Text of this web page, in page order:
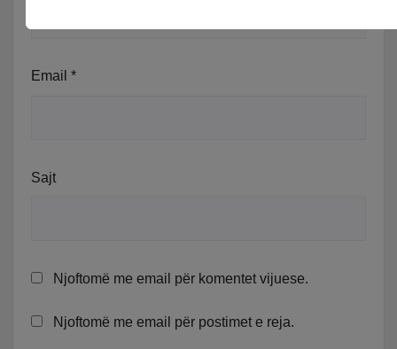
Email *
Sajt
Njoftomë me email për komentet vijuese.
Njoftomë me email për postimet e reja.